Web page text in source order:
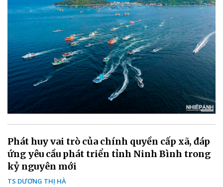
Phát huy vai trò của chính quyền cấp xã, đáp
ứng yêu cầu phát triển tỉnh Ninh Bình trong
kỷ nguyên mới
TS DƯƠNG THỊ HÀ